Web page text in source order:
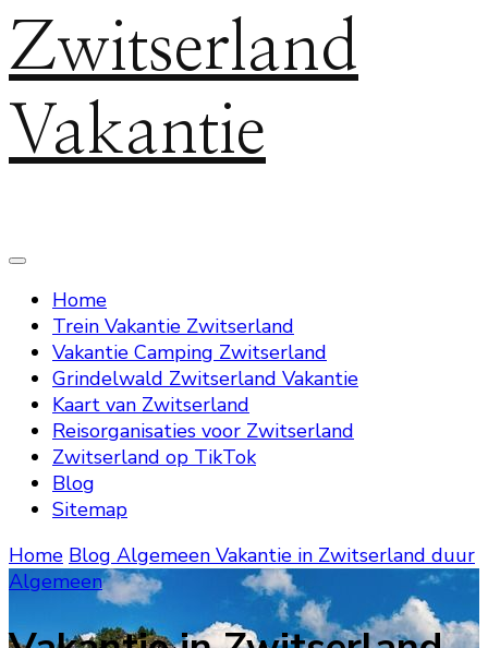
Zwitserland
Vakantie
Home
Trein Vakantie Zwitserland
Vakantie Camping Zwitserland
Grindelwald Zwitserland Vakantie
Kaart van Zwitserland
Reisorganisaties voor Zwitserland
Zwitserland op TikTok
Blog
Sitemap
Home Blog Algemeen Vakantie in Zwitserland duur
Algemeen